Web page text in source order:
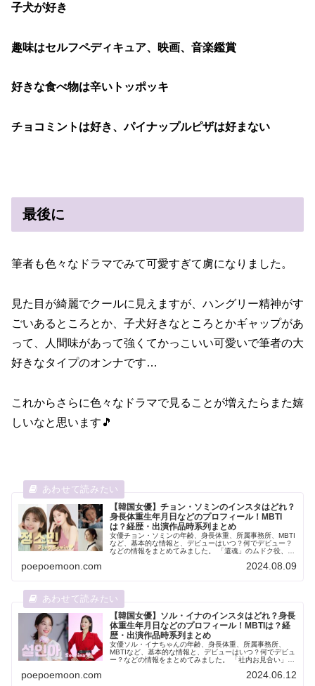
子犬が好き
趣味はセルフペディキュア、映画、音楽鑑賞
好きな食べ物は辛いトッポッキ
チョコミントは好き、パイナップルピザは好まない
最後に
筆者も色々なドラマでみて可愛すぎて虜になりました。
見た目が綺麗でクールに見えますが、ハングリー精神がす
ごいあるところとか、子犬好きなところとかギャップがあ
って、人間味があって強くてかっこいい可愛いで筆者の大
好きなタイプのオンナです…
これからさらに色々なドラマで見ることが増えたらまた嬉
しいなと思います🎵
【韓国女優】チョン・ソミンのインスタはどれ？
身長体重生年月日などのプロフィール！MBTI
は？経歴・出演作品時系列まとめ
女優チョン・ソミンの年齢、身長体重、所属事務所、MBTI
など、基本的な情報と、デビューはいつ？何でデビュー？
などの情報をまとめてみました。 「還魂」のムドク役、
poepoemoon.com 2024.08.09
【韓国女優】ソル・イナのインスタはどれ？身長
体重生年月日などのプロフィール！MBTIは？経
歴・出演作品時系列まとめ
女優ソル・イナちゃんの年齢、身長体重、所属事務所、
MBTIなど、基本的な情報と、デビューはいつ？何でデビュ
ー？などの情報をまとめてみました。 「社内お見合い」、
poepoemoon.com 2024.06.12